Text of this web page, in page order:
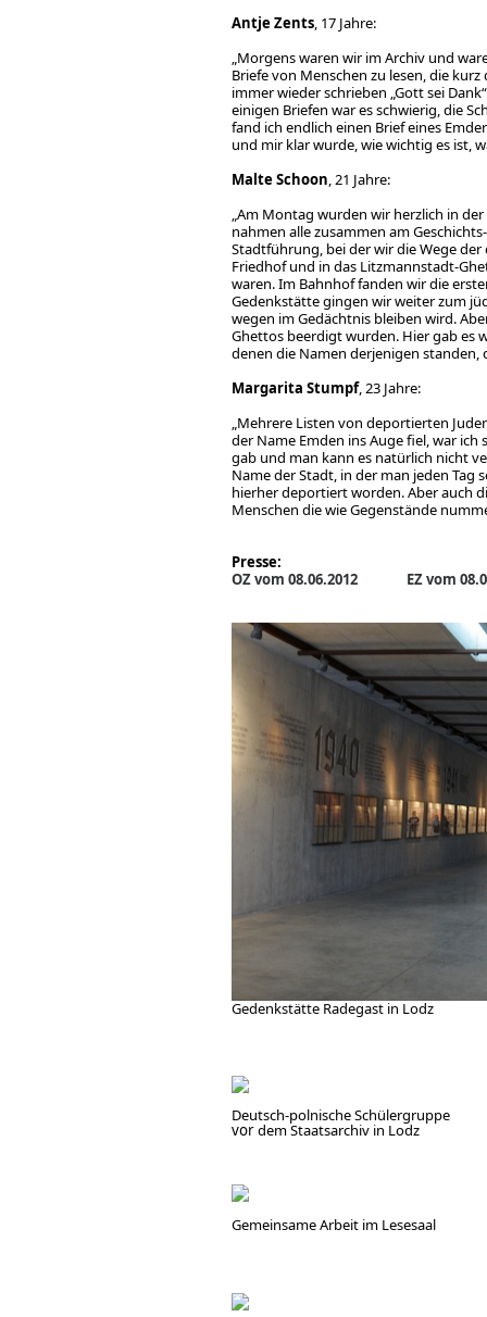
Antje Zents, 17 Jahre:
„Morgens waren wir im Archiv und
Briefe von Menschen zu lesen, die
immer wieder schrieben „Gott sei
einigen Briefen war es schwierig, die
fand ich endlich einen Brief eines
und mir klar wurde, wie wichtig es ist,
Malte Schoon, 21 Jahre:
„Am Montag wurden wir herzlich in
nahmen alle zusammen am
Stadtführung, bei der wir die Wege
Friedhof und in das Litzmannstadt-
waren. Im Bahnhof fanden wir die
Gedenkstätte gingen wir weiter zum
wegen im Gedächtnis bleiben wird.
Ghettos beerdigt wurden. Hier gab es
denen die Namen derjenigen
Margarita Stumpf, 23 Jahre:
„Mehrere Listen von deportierten
der Name Emden ins Auge fiel, war ich
gab und man kann es natürlich nicht
Name der Stadt, in der man jeden Tag
hierher deportiert worden. Aber auch
Menschen die wie Gegenstände
Presse:
OZ vom 08.06.2012
EZ vom
Gedenkstätte Radegast in Lodz
Deutsch-polnische Schülergruppe
vordem Staatsarchiv in Lodz
Gemeinsame Arbeit im Lesesaal